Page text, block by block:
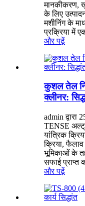
मानकीकरण,
के लिए
मशीनिंग के
प्रक्रिया में
और पढ़ें
कुशल तेल
क्लीनर:
admin द्वारा
TENSE
यांत्रिक
क्रिया,
भूमिकाओं के
सफाई प्राप्त
और पढ़ें